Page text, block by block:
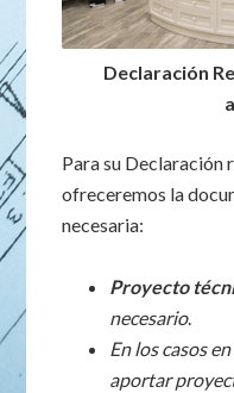
Declaración
Para su Declaración
ofreceremos la
necesaria:
Proyecto
necesario.
En los casos
aportar